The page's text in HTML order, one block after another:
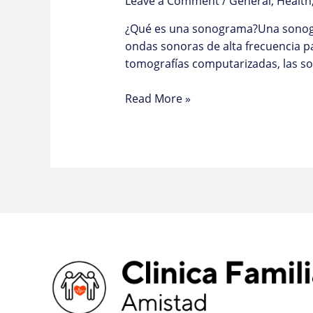
¿Qué es una sonograma?Una
ondas sonoras de alta frecuencia
tomografías computarizadas, las
Read More »